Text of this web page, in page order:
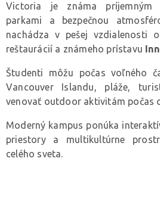
Victoria je známa príjemným
parkami a bezpečnou
nachádza v pešej vzdialenosti
reštaurácií a známeho prístavu
Študenti môžu počas voľného
Vancouver Islandu, pláže,
venovať outdoor aktivitám počas
Moderný kampus ponúka
priestory a multikultúrne
celého sveta.